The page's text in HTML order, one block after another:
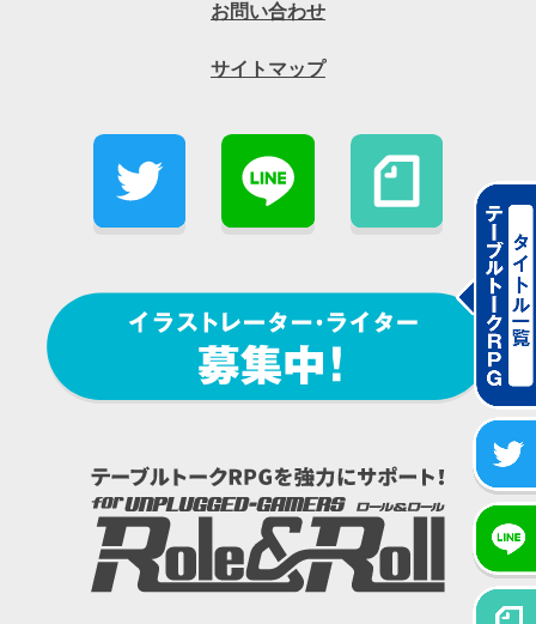
お問い合わせ
サイトマップ